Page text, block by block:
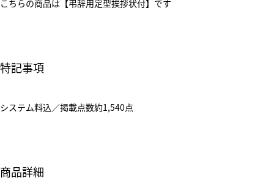
こちらの商品は【弔辞用定型挨拶状付】です
特記事項
システム料込／掲載点数約1,540点
商品詳細